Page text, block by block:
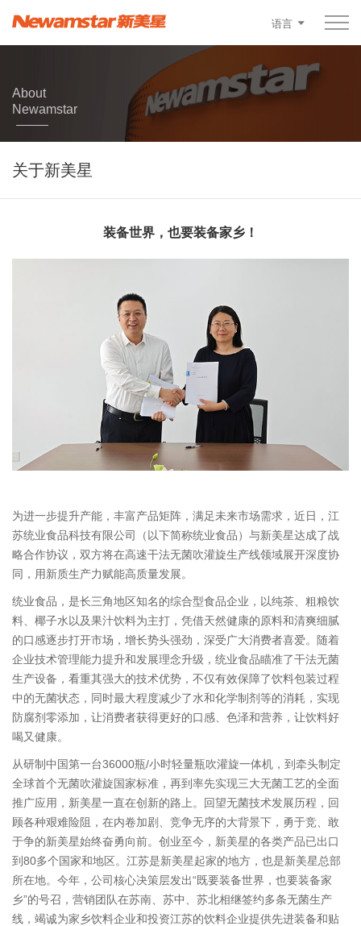
语言
About
Newamstar
关于新美星
装备世界，也要装备家乡！
为进一步提升产能，丰富产品矩阵，满足未来市场需求，近日，江
苏统业食品科技有限公司（以下简称统业食品）与新美星达成了战
略合作协议，双方将在高速干法无菌吹灌旋生产线领域展开深度协
同，用新质生产力赋能高质量发展。
统业食品，是长三角地区知名的综合型食品企业，以纯茶、粗粮饮
料、椰子水以及果汁饮料为主打，凭借天然健康的原料和清爽细腻
的口感逐步打开市场，增长势头强劲，深受广大消费者喜爱。随着
企业技术管理能力提升和发展理念升级，统业食品瞄准了干法无菌
生产设备，看重其强大的技术优势，不仅有效保障了饮料包装过程
中的无菌状态，同时最大程度减少了水和化学制剂等的消耗，实现
防腐剂零添加，让消费者获得更好的口感、色泽和营养，让饮料好
喝又健康。
从研制中国第一台36000瓶/小时轻量瓶吹灌旋一体机，到牵头制定
全球首个无菌吹灌旋国家标准，再到率先实现三大无菌工艺的全面
推广应用，新美星一直在创新的路上。回望无菌技术发展历程，回
顾各种艰难险阻，在内卷加剧、竞争无序的大背景下，勇于竞、敢
于争的新美星始终奋勇向前。创业至今，新美星的各类产品已出口
到80多个国家和地区。江苏是新美星起家的地方，也是新美星总部
所在地。今年，公司核心决策层发出“既要装备世界，也要装备家
乡”的号召，营销团队在苏南、苏中、苏北相继签约多条无菌生产
线，竭诚为家乡饮料企业和投资江苏的饮料企业提供先进装备和贴